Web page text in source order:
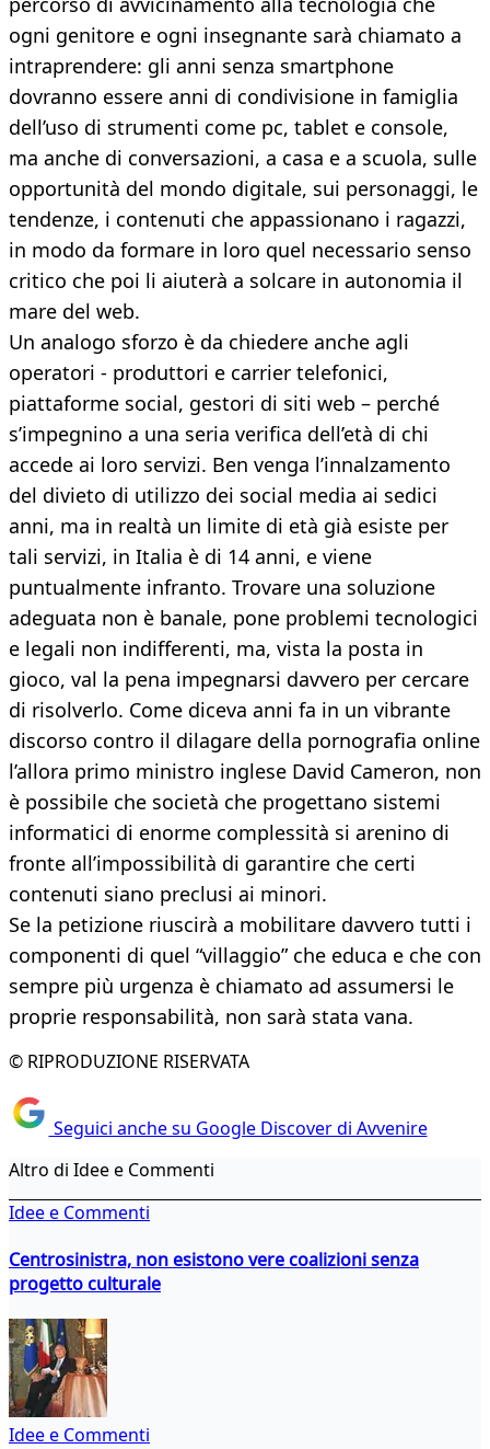
ogni genitore e ogni insegnante sarà chiamato a
intraprendere: gli anni senza smartphone
dovranno essere anni di condivisione in famiglia
dell’uso di strumenti come pc, tablet e console,
ma anche di conversazioni, a casa e a scuola, sulle
opportunità del mondo digitale, sui personaggi, le
tendenze, i contenuti che appassionano i ragazzi,
in modo da formare in loro quel necessario senso
critico che poi li aiuterà a solcare in autonomia il
mare del web.
Un analogo sforzo è da chiedere anche agli
operatori - produttori e carrier telefonici,
piattaforme social, gestori di siti web – perché
s’impegnino a una seria verifica dell’età di chi
accede ai loro servizi. Ben venga l’innalzamento
del divieto di utilizzo dei social media ai sedici
anni, ma in realtà un limite di età già esiste per
tali servizi, in Italia è di 14 anni, e viene
puntualmente infranto. Trovare una soluzione
adeguata non è banale, pone problemi tecnologici
e legali non indifferenti, ma, vista la posta in
gioco, val la pena impegnarsi davvero per cercare
di risolverlo. Come diceva anni fa in un vibrante
discorso contro il dilagare della pornografia online
l’allora primo ministro inglese David Cameron, non
è possibile che società che progettano sistemi
informatici di enorme complessità si arenino di
fronte all’impossibilità di garantire che certi
contenuti siano preclusi ai minori.
Se la petizione riuscirà a mobilitare davvero tutti i
componenti di quel “villaggio” che educa e che con
sempre più urgenza è chiamato ad assumersi le
proprie responsabilità, non sarà stata vana.
© RIPRODUZIONE RISERVATA
Seguici anche su Google Discover di Avvenire
Altro di Idee e Commenti
Idee e Commenti
Centrosinistra, non esistono vere coalizioni senza
progetto culturale
Idee e Commenti